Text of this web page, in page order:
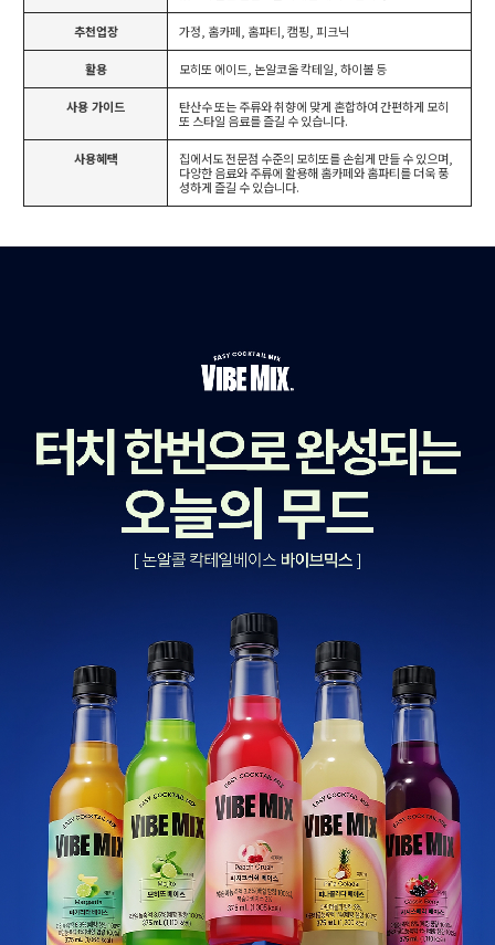
추천업장 가정, 홈카페, 홈파티, 캠핑, 피크닉
활용 모히또 에이드, 논알코올 칵테일, 하이볼 등
사용 가이드
탄산수 또는 주류와 취향에 맞게 혼합하여 간편하게 모히
또 스타일 음료를 즐길 수 있습니다.
사용혜택
집에서도 전문점 수준의 모히또를 손쉽게 만들 수 있으며,
다양한 음료와 주류에 활용해 홈카페와 홈파티를 더욱 풍
성하게 즐길 수 있습니다.